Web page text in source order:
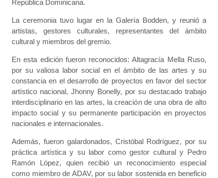
República Dominicana.
La ceremonia tuvo lugar en la Galería Bodden, y reunió a
artistas, gestores culturales, representantes del ámbito
cultural y miembros del gremio.
En esta edición fueron reconocidos: Altagracía Mella Ruso,
por su valiosa labor social en el ámbito de las artes y su
constancia en el desarrollo de proyectos en favor del sector
artístico nacional, Jhonny Bonelly, por su destacado trabajo
interdisciplinario en las artes, la creación de una obra de alto
impacto social y su permanente participación en proyectos
nacionales e internacionales.
Además, fueron galardonados, Cristóbal Rodríguez, por su
práctica artística y su labor como gestor cultural y Pedro
Ramón López, quien recibió un reconocimiento especial
como miembro de ADAV, por su labor sostenida en beneficio